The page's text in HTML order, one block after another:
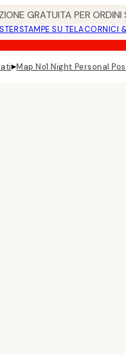
GRATUITA PER
STAMPE SU TELACORNICI
▸Map No1 Night Personal